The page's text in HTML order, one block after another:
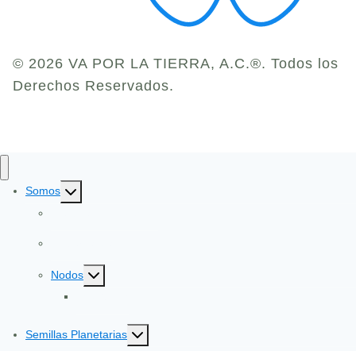
© 2026 VA POR LA TIERRA, A.C.®. Todos los
Derechos Reservados.
Somos Toggle
child
Nodos Toggle
Semillas Planetarias Toggle